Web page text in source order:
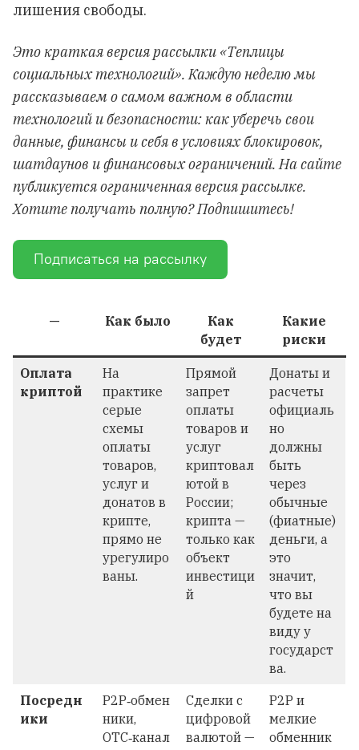
лишения свободы.
Это краткая версия рассылки «Теплицы
социальных технологий». Каждую неделю мы
рассказываем о самом важном в области
технологий и безопасности: как уберечь свои
данные, финансы и себя в условиях блокировок,
шатдаунов и финансовых ограничений. На сайте
публикуется ограниченная версия рассылке.
Хотите получать полную? Подпишитесь!
Подписаться на рассылку
— Как было
Как
будет
Какие
риски
Оплата
криптой
На
практике
серые
схемы
оплаты
товаров,
услуг и
донатов в
крипте,
прямо не
урегулиро
ваны.
Прямой
запрет
оплаты
товаров и
услуг
криптовал
ютой в
России;
крипта —
только как
объект
инвестици
й
Донаты и
расчеты
официаль
но
должны
быть
через
обычные
(фиатные)
деньги, а
это
значит,
что вы
будете на
виду у
государст
ва.
Посредн
ики
P2P‑обмен
ники,
OTC‑канал
Сделки с
цифровой
валютой —
P2P и
мелкие
обменник